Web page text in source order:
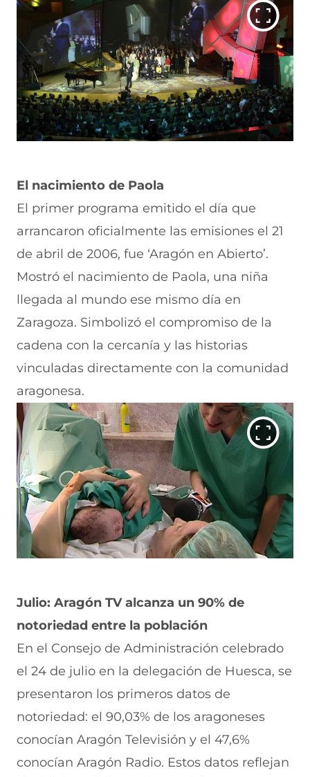
El nacimiento de Paola
El primer programa emitido el día que
arrancaron oficialmente las emisiones el 21
de abril de 2006, fue ‘Aragón en Abierto’.
Mostró el nacimiento de Paola, una niña
llegada al mundo ese mismo día en
Zaragoza. Simbolizó el compromiso de la
cadena con la cercanía y las historias
vinculadas directamente con la comunidad
aragonesa.
Julio: Aragón TV alcanza un 90% de
notoriedad entre la población
En el Consejo de Administración celebrado
el 24 de julio en la delegación de Huesca, se
presentaron los primeros datos de
notoriedad: el 90,03% de los aragoneses
conocían Aragón Televisión y el 47,6%
conocían Aragón Radio. Estos datos reflejan